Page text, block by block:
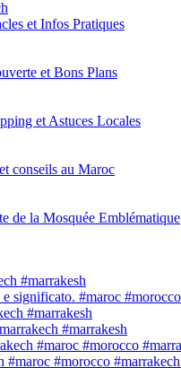
et Infos Pratiques
et Bons Plans
et Astuces Locales
conseils au Maroc
de la Mosquée Emblématique